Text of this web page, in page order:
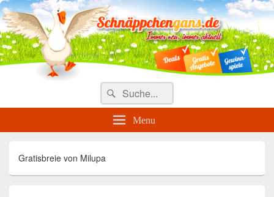
Täglich die besten Gewinnspiele
und Angebote
Search
for:
Suche
Menu
Gratisbreie von Milupa